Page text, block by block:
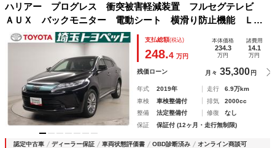
ハリアー プログレス 衝突被害軽減装置 フルセグテレビ
ＡＵＸ バックモニター 電動シート 横滑り防止機能 ＬＥ
Ｄライト ＰＳ ＰＷ オートクルーズコントロール スマー
トキープッシュスタート ＤＶＤ再生 ＥＴＣ車載器
支払総額(税込)
248.4 万円
本体価格
234.3
万円
諸費用
14.1
万円
残価ローン 月々 35,300 円
年式 2019年 走行
6.9万km
車検
車検整備付 排気
2000cc
整備
法定整備付 修復
なし
保証
保証付 (12ヶ月・走行無制限)
認定中古車 ディーラー保証 車両状態評価書 OBD診断済み
オンライン商談可